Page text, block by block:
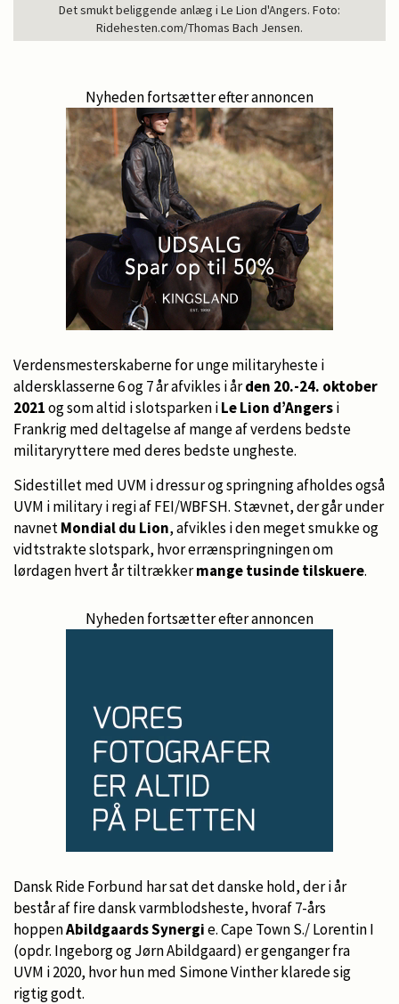
Det smukt beliggende anlæg i Le Lion d'Angers. Foto:
Ridehesten.com/Thomas Bach Jensen.
Nyheden fortsætter efter annoncen
Verdensmesterskaberne for unge militaryheste i
aldersklasserne 6 og 7 år afvikles i ården 20.-24. oktober
2021og som altid i slotsparken iLe Lion d’Angersi
Frankrig med deltagelse af mange af verdens bedste
militaryryttere med deres bedste ungheste.
Sidestillet med UVM i dressur og springning afholdes også
UVM i military i regi af FEI/WBFSH. Stævnet, der går under
navnetMondial du Lion, afvikles i den meget smukke og
vidtstrakte slotspark, hvor errænspringningen om
lørdagen hvert år tiltrækkermange tusinde tilskuere.
Nyheden fortsætter efter annoncen
Dansk Ride Forbund har sat det danske hold, der i år
består af fire dansk varmblodsheste, hvoraf 7-års
hoppenAbildgaards Synergie. Cape Town S./ Lorentin I
(opdr. Ingeborg og Jørn Abildgaard) er genganger fra
UVM i 2020, hvor hun med Simone Vinther klarede sig
rigtig godt.